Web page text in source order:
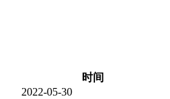
时间
2022-05-30